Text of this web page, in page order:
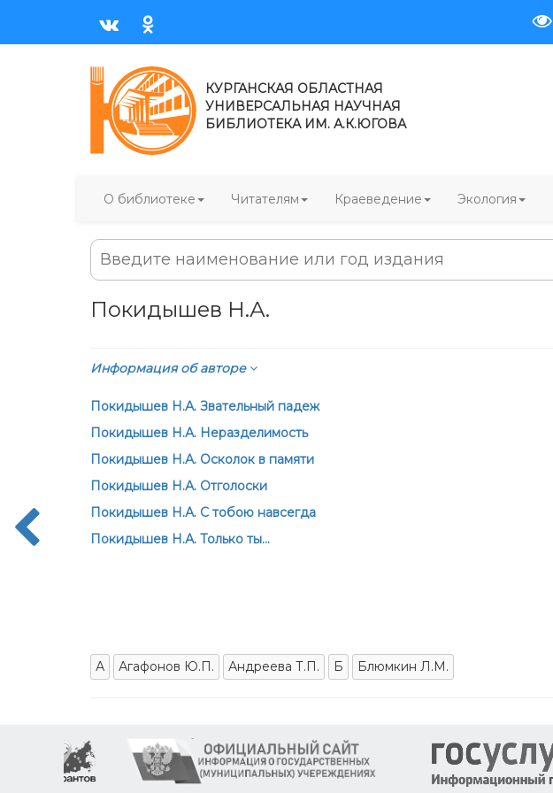
КУРГАНСКАЯ ОБЛАСТНАЯ
УНИВЕРСАЛЬНАЯ НАУЧНАЯ
БИБЛИОТЕКА ИМ. А.К.ЮГОВА
О библиотеке Читателям Краеведение Экология
Покидышев Н.А.
Информация об авторе
Покидышев Н.А. Звательный падеж
Покидышев Н.А. Неразделимость
Покидышев Н.А. Осколок в памяти
Покидышев Н.А. Отголоски
Покидышев Н.А. С тобою навсегда
Покидышев Н.А. Только ты…
А Агафонов Ю.П. Андреева Т.П. Б Блюмкин Л.М.